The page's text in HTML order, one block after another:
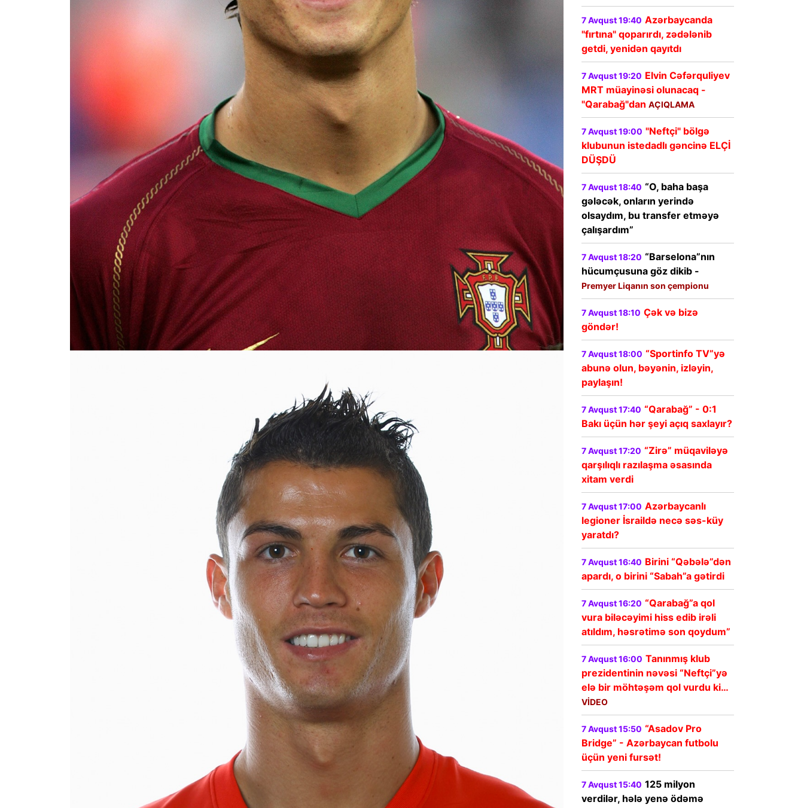
7 Avqust 19:40 Azərbaycanda
"fırtına" qoparırdı, zədələnib
getdi, yenidən qayıtdı
7 Avqust 19:20 Elvin Cəfərquliyev
MRT müayinəsi olunacaq -
"Qarabağ"dan AÇIQLAMA
7 Avqust 19:00 "Neftçi" bölgə
klubunun istedadlı gəncinə ELÇİ
DÜŞDÜ
7 Avqust 18:40 “O, baha başa
gələcək, onların yerində
olsaydım, bu transfer etməyə
çalışardım”
7 Avqust 18:20 “Barselona”nın
hücumçusuna göz dikib -
Premyer Liqanın son çempionu
7 Avqust 18:10 Çək və bizə
göndər!
7 Avqust 18:00 “Sportinfo TV”yə
abunə olun, bəyənin, izləyin,
paylaşın!
7 Avqust 17:40 “Qarabağ” - 0:1
Bakı üçün hər şeyi açıq saxlayır?
7 Avqust 17:20 “Zirə” müqaviləyə
qarşılıqlı razılaşma əsasında
xitam verdi
7 Avqust 17:00 Azərbaycanlı
legioner İsraildə necə səs-küy
yaratdı?
7 Avqust 16:40 Birini “Qəbələ”dən
apardı, o birini “Sabah”a gətirdi
7 Avqust 16:20 “Qarabağ”a qol
vura biləcəyimi hiss edib irəli
atıldım, həsrətimə son qoydum”
7 Avqust 16:00 Tanınmış klub
prezidentinin nəvəsi “Neftçi”yə
elə bir möhtəşəm qol vurdu ki…
VİDEO
7 Avqust 15:50 “Asadov Pro
Bridge” - Azərbaycan futbolu
üçün yeni fursət!
7 Avqust 15:40 125 milyon
verdilər, hələ yenə ödəmə